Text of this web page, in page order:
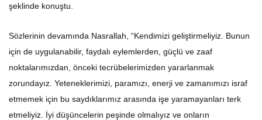
şeklinde konuştu.
Sözlerinin devamında Nasrallah, “Kendimizi geliştirmeliyiz. Bunun
için de uygulanabilir, faydalı eylemlerden, güçlü ve zaaf
noktalarımızdan, önceki tecrübelerimizden yararlanmak
zorundayız. Yeteneklerimizi, paramızı, enerji ve zamanımızı israf
etmemek için bu saydıklarımız arasında işe yaramayanları terk
etmeliyiz. İyi düşüncelerin peşinde olmalıyız ve onların